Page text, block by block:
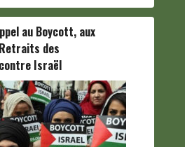
au Boycott, aux
des
Israël